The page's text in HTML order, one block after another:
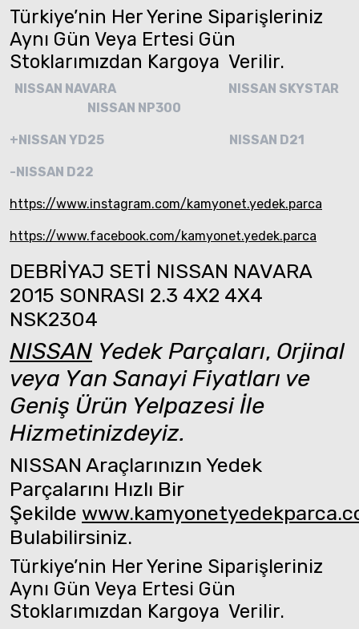
Türkiye’nin Her Yerine Siparişleriniz
Aynı Gün Veya Ertesi Gün
Stoklarımızdan Kargoya Verilir.
NISSAN NAVARA
NISSAN SKYSTAR
NISSAN NP300
+NISSAN YD25 NISSAN D21
-NISSAN D22
https://www.instagram.com/kamyonet.yedek.parca
https://www.facebook.com/kamyonet.yedek.parca
DEBRİYAJ SETİ NISSAN NAVARA
2015 SONRASI 2.3 4X2 4X4
NSK2304
NISSAN Yedek Parçaları, Orjinal
veya Yan Sanayi Fiyatları ve
Geniş Ürün Yelpazesi İle
Hizmetinizdeyiz.
NISSAN Araçlarınızın Yedek
Parçalarını Hızlı Bir
Şekilde
Bulabilirsiniz.
Türkiye’nin Her Yerine Siparişleriniz
Aynı Gün Veya Ertesi Gün
Stoklarımızdan Kargoya Verilir.